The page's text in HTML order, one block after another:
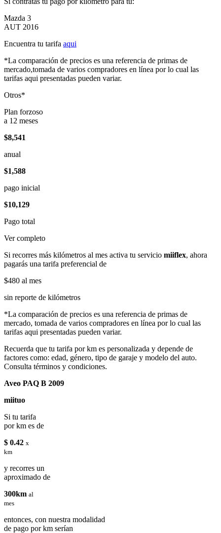
Mazda 3
AUT 2016
Encuentra tu tarifa aqui
*La comparación de precios es una referencia de primas de
mercado,tomada de varios compradores en línea por lo cual las
tarifas aqui presentadas pueden variar.
Otros*
Plan forzoso
a 12 meses
$8,541
anual
$1,588
pago inicial
$10,129
Pago total
Ver completo
Si recorres más kilómetros al mes activa tu servicio miiflex, ahora
pagarás una tarifa preferencial de
$480 al mes
sin reporte de kilómetros
*La comparación de precios es una referencia de primas de
mercado, tomada de varios compradores en línea por lo cual las
tarifas aqui presentadas pueden variar.
Recuerda que tu tarifa por km es personalizada y depende de
factores como: edad, género, tipo de garaje y modelo del auto.
Consulta términos y condiciones.
Aveo PAQ B 2009
miituo
Si tu tarifa
por km es de
$ 0.42 x
km
y recorres un
aproximado de
300km al
mes
entonces, con nuestra modalidad
de pago por km serían